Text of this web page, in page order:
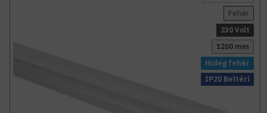
Hideg fehér
IP20 Beltéri
Fehér
230 Volt
1200 mm